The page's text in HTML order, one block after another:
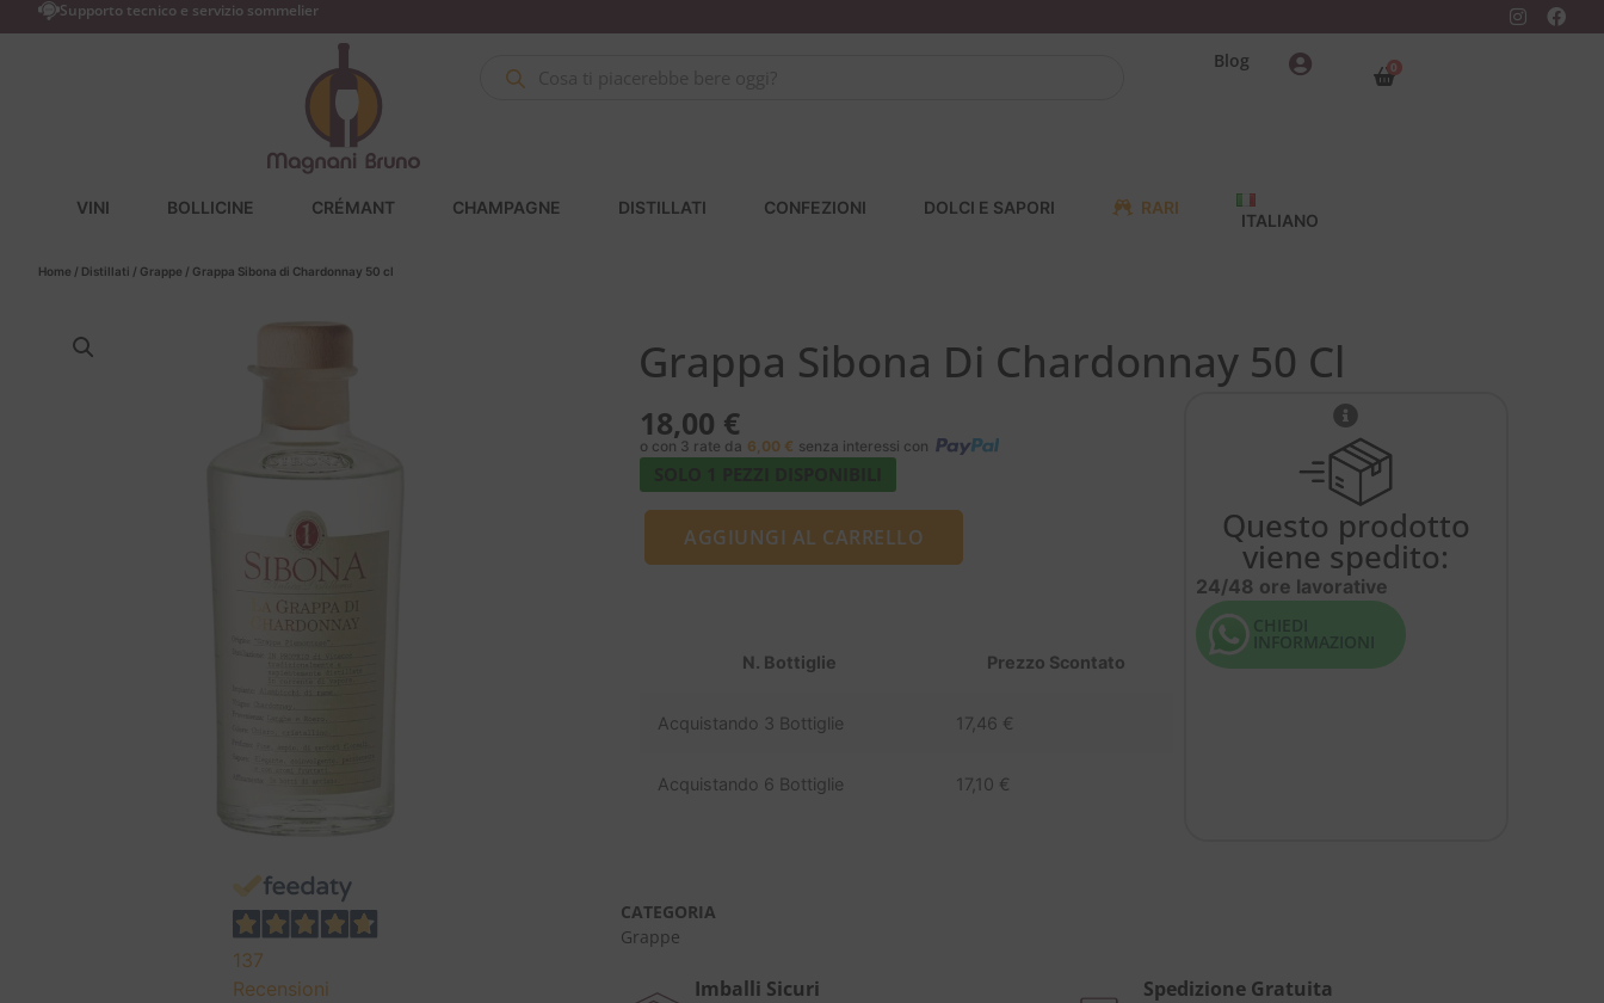
Supporto tecnico e servizio sommelier
Blog 0
VINI BOLLICINE CRÉMANT CHAMPAGNE DISTILLATI CONFEZIONI DOLCI E SAPORI RARI
ITALIANO
Home / Distillati / Grappe / Grappa Sibona di Chardonnay 50 cl
137
Recensioni
Grappa Sibona Di Chardonnay 50 Cl
18,00 €
o con 3 rate da 6,00 € senza interessi con
AGGIUNGI AL CARRELLO
N. Bottiglie Prezzo Scontato
Acquistando 3 Bottiglie 17,46 €
Acquistando 6 Bottiglie 17,10 €
Questo prodotto
viene spedito:
24/48 ore lavorative
CATEGORIA
Grappe
Imballi Sicuri Spedizione Gratuita